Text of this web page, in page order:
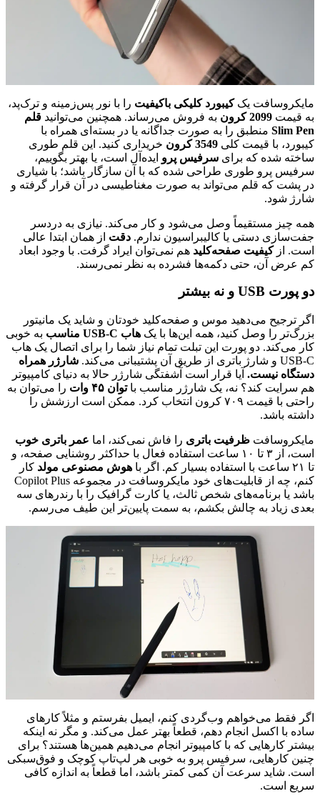
مایکروسافت یککیبورد کلیکی باکیفیت را با نور پس‌زمینه و ترک‌پد،
به قیمت 2099 کرون به فروش می‌رساند. همچنین می‌توانید قلم
Slim Pen منطبق را به صورت جداگانه یا در بسته‌ای همراه با
کیبورد، با قیمت کلی 3549 کرون
خریداری کنید. این قلم طوری
ساخته شده که برای سرفیس پرو ایده‌آل است، یا بهتر بگوییم،
سرفیس پرو طوری طراحی شده که با آن سازگار باشد؛ با شیاری
در پشت که قلم می‌تواند به صورت مغناطیسی در آن قرار گرفته و
شارژ شود.
همه چیز مستقیماً وصل می‌شود و کار می‌کند. نیازی به دردسر
جفت‌سازی دستی یا کالیبراسیون ندارم. دقت از همان ابتدا عالی
است. ازکیفیت صفحه‌کلید هم نمی‌توان ایراد گرفت. با وجود ابعاد
کم عرض آن، حتی دکمه‌ها فشرده به نظر نمی‌رسند.
دو پورت USB و نه بیشتر
اگر ترجیح می‌دهید موس و صفحه‌کلید خودتان و شاید یک مانیتور
بزرگ‌تر را وصل کنید، همه این‌ها با یک هاب USB-C مناسب
به خوبی
کار می‌کند. دو پورت این تبلت تمام نیاز شما را برای اتصال یک هاب
USB-C و شارژ باتری از طریق آن پشتیبانی می‌کند.
شارژر همراه
دستگاه نیست. آیا قرار است آشفتگی شارژر حالا به دنیای کامپیوتر
هم سرایت کند؟ نه، یک شارژر مناسب باتوان ۴۵ وات
را می‌توان به
راحتی با قیمت ۷۰۹ کرون انتخاب کرد. ممکن است ارزشش را
داشته باشد.
مایکروسافت ظرفیت باتری را فاش نمی‌کند، اما عمر باتری خوب
است، از ۳ تا ۱۰ ساعت استفاده فعال با حداکثر روشنایی صفحه، و
تا ۲۱ ساعت با استفاده بسیار کم. اگر با
هوش مصنوعی مولد کار
کنم، چه از قابلیت‌های خود مایکروسافت در مجموعه Copilot Plus
باشد یا برنامه‌های شخص ثالث، یا کارت گرافیک را با رندرهای سه
بعدی زیاد به چالش بکشم، به سمت پایین‌تر این طیف می‌رسم.
اگر فقط می‌خواهم وب‌گردی کنم، ایمیل بفرستم و مثلاً کارهای
ساده با اکسل انجام دهم، قطعاً بهتر عمل می‌کند. و مگر نه اینکه
بیشتر کارهایی که با کامپیوتر انجام می‌دهیم همین‌ها هستند؟ برای
چنین کارهایی، سرفیس پرو به خوبی هر لپ‌تاپ کوچک و فوق‌سبکی
است. شاید سرعت آن کمی کمتر باشد، اما قطعاً به اندازه کافی
سریع است.